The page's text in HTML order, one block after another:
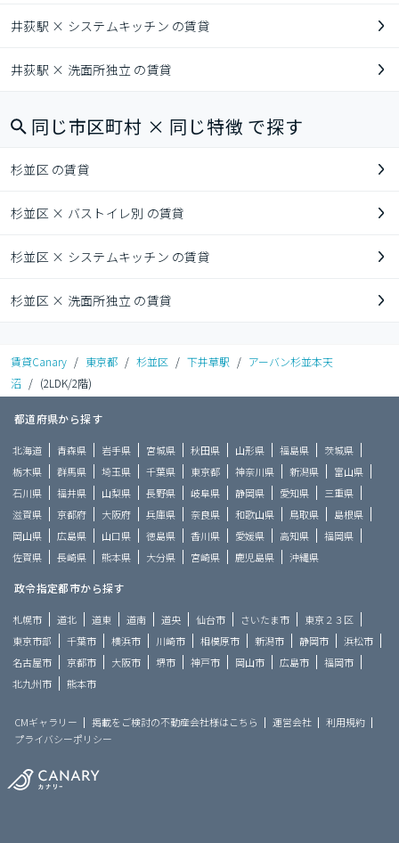
井荻駅 × システムキッチン の賃貸
井荻駅 × 洗面所独立 の賃貸
同じ市区町村 × 同じ特徴 で探す
杉並区 の賃貸
杉並区 × バストイレ別 の賃貸
杉並区 × システムキッチン の賃貸
杉並区 × 洗面所独立 の賃貸
賃貸Canary / 東京都 / 杉並区 / 下井草駅 / アーバン杉並本天
沼 / (2LDK/2階)
都道府県から探す
北海道 青森県 岩手県 宮城県 秋田県 山形県 福島県
茨城県
栃木県
群馬県 埼玉県 千葉県 東京都 神奈川県 新潟県
富山県
石川県
福井県 山梨県 長野県 岐阜県 静岡県 愛知県
三重県
滋賀県
京都府 大阪府 兵庫県 奈良県 和歌山県 鳥取県
島根県
岡山県
広島県 山口県 徳島県 香川県 愛媛県 高知県
福岡県
佐賀県
長崎県 熊本県 大分県 宮崎県 鹿児島県 沖縄県
政令指定都市から探す
札幌市 道北 道東 道南 道央 仙台市 さいたま市
東京２３区
東京市部
千葉市 横浜市 川崎市 相模原市 新潟市 静岡市
浜松市
名古屋市
京都市 大阪市 堺市 神戸市 岡山市 広島市
福岡市
北九州市
熊本市
CMギャラリー 掲載をご検討の不動産会社様はこちら 運営会社
利用規約
プライバシーポリシー